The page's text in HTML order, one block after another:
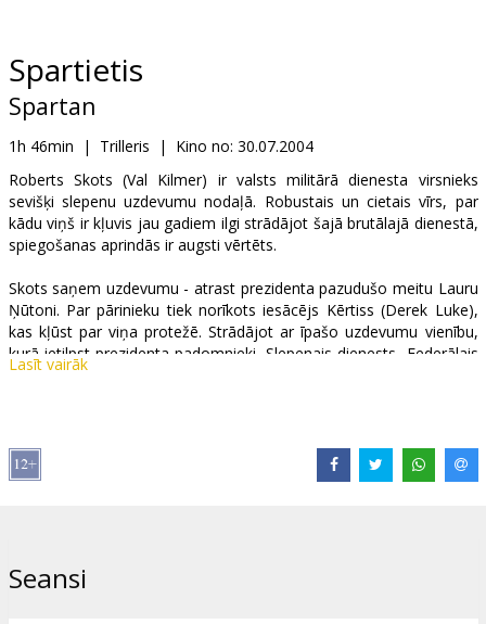
B2B
Kino
Klubs
Spartietis
Spartan
1h 46min | Trilleris | Kino no: 30.07.2004
Roberts Skots (Val Kilmer) ir valsts militārā dienesta virsnieks
sevišķi slepenu uzdevumu nodaļā. Robustais un cietais vīrs, par
kādu viņš ir kļuvis jau gadiem ilgi strādājot šajā brutālajā dienestā,
spiegošanas aprindās ir augsti vērtēts.
Skots saņem uzdevumu - atrast prezidenta pazudušo meitu Lauru
Ņūtoni. Par pārinieku tiek norīkots iesācējs Kērtiss (Derek Luke),
kas kļūst par viņa protežē. Strādājot ar īpašo uzdevumu vienību,
kurā ietilpst prezidenta padomnieki, Slepenais dienests, Federālais
izmeklēšanas birojs un CIP, Skots ar Kērtisu uzduras balto vergu
augstāko aprindu politiķi Bērčs (Ed O'Neill) un Stodarts (William H.
Macy) zina daudz vairāk par Lauras nolaupīšanu, nekā viņi par to
lauku īpašumā un nogaidošā mierā gaida kārtējo norīkojumu. Taču
Kērtiss nevar rimties. Viņš uzmeklē Skotu, lai izklāstītu viņam savu
Lasīt vairāk
Seansi